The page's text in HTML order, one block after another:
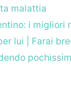
malattia
i migliori
lui | Farai